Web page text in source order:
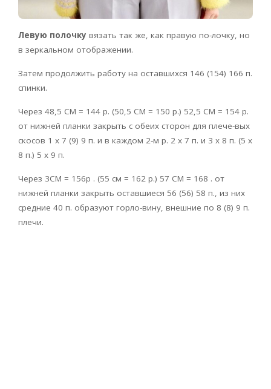
Левую полочку вязать так же, как правую по-лочку, но
в зеркальном отображении.
Затем продолжить работу на оставшихся 146 (154) 166 п.
спинки.
Через 48,5 CM = 144 р. (50,5 CM = 150 р.) 52,5 CM = 154 р.
от нижней планки закрыть с обеих сторон для плече-вых
скосов 1 х 7 (9) 9 п. и в каждом 2-м р. 2 х 7 п. и 3 х 8 п. (5 х
8 п.) 5 х 9 п.
Через 3CM = 156p . (55 см = 162 р.) 57 CM = 168 . от
нижней планки закрыть оставшиеся 56 (56) 58 п., из них
средние 40 п. образуют горло-вину, внешние по 8 (8) 9 п.
плечи.